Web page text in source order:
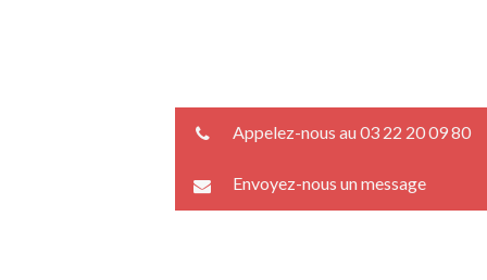
Appelez-nous au 03 22 20 09 80
Envoyez-nous un message